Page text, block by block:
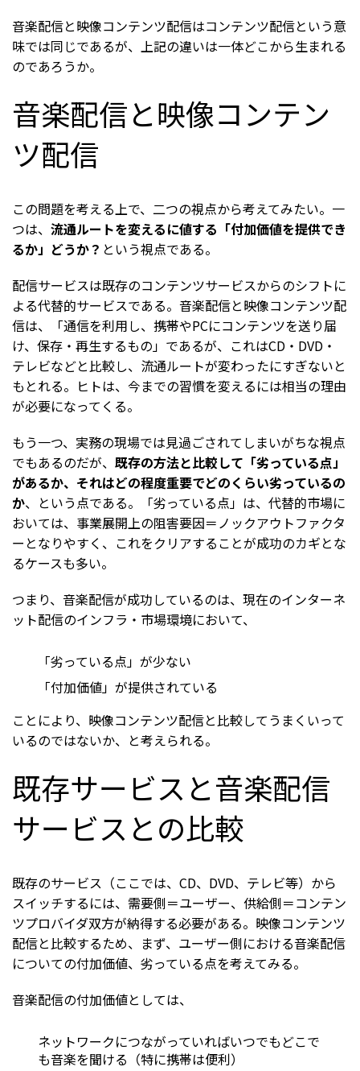
音楽配信と映像コンテンツ配信はコンテンツ配信という意
味では同じであるが、上記の違いは一体どこから生まれる
のであろうか。
音楽配信と映像コンテン
ツ配信
この問題を考える上で、二つの視点から考えてみたい。一
つは、 流通ルートを変えるに値する「付加価値を提供でき
るか」どうか？ という視点である。
配信サービスは既存のコンテンツサービスからのシフトに
よる代替的サービスである。音楽配信と映像コンテンツ配
信は、「通信を利用し、携帯やPCにコンテンツを送り届
け、保存・再生するもの」であるが、これはCD・DVD・
テレビなどと比較し、流通ルートが変わったにすぎないと
もとれる。ヒトは、今までの習慣を変えるには相当の理由
が必要になってくる。
もう一つ、実務の現場では見過ごされてしまいがちな視点
でもあるのだが、 既存の方法と比較して「劣っている点」
があるか、それはどの程度重要でどのくらい劣っているの
か、という点である。「劣っている点」は、代替的市場に
おいては、事業展開上の阻害要因＝ノックアウトファクタ
ーとなりやすく、これをクリアすることが成功のカギとな
るケースも多い。
つまり、音楽配信が成功しているのは、現在のインターネ
ット配信のインフラ・市場環境において、
「劣っている点」が少ない
「付加価値」が提供されている
ことにより、映像コンテンツ配信と比較してうまくいって
いるのではないか、と考えられる。
既存サービスと音楽配信
サービスとの比較
既存のサービス（ここでは、CD、DVD、テレビ等）から
スイッチするには、需要側＝ユーザー、供給側＝コンテン
ツプロバイダ双方が納得する必要がある。映像コンテンツ
配信と比較するため、まず、ユーザー側における音楽配信
についての付加価値、劣っている点を考えてみる。
音楽配信の付加価値としては、
ネットワークにつながっていればいつでもどこで
も音楽を聞ける（特に携帯は便利）